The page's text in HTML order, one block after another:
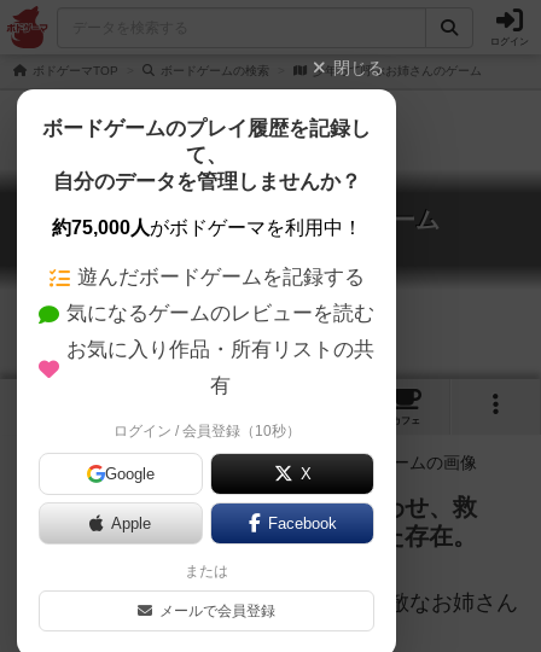
ログイン
ボドゲーマTOP ボードゲームの検索 少年って呼ぶお姉さんのゲーム
少年って呼ぶお姉さんのゲーム
Shonentteyobu Oneesanno Game
カフェ
お姉さん。それは少年を導き、惑わせ、救
い、堕落させる、全てを兼ね備えた存在。
「少年」として、あなたにとっての素敵なお姉さん
を模索しましょう。
閉じる
ボードゲームのプレイ履歴を記録し
て、
自分のデータを管理しませんか？
約75,000人がボドゲーマを利用中！
遊んだボードゲームを記録する
気になるゲームのレビューを読む
お気に入り作品・所有リストの共
有
ログイン / 会員登録（10秒）
Google X
Apple Facebook
または
メールで会員登録